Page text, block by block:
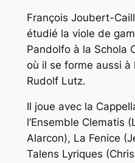
François Joubert-
étudié la viole de
Pandolfo à la Schola
où il se forme aussi à
Rudolf Lutz.
Il joue avec la
l’Ensemble Clematis
Alarcon), La Fenice
Talens Lyriques